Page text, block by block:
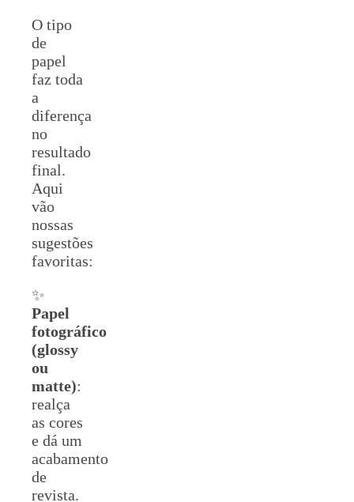
O tipo
de
papel
faz toda
a
diferença
no
resultado
final.
Aqui
vão
nossas
sugestões
favoritas:
✨
Papel
fotográfico
(glossy
ou
matte):
realça
as cores
e dá um
acabamento
de
revista.